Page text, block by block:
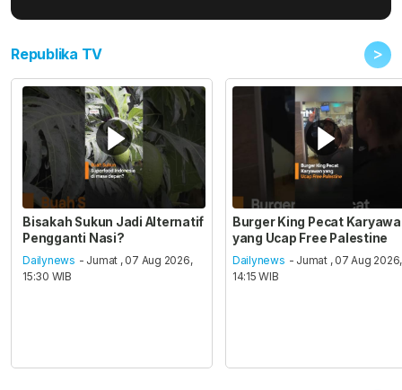
Republika TV >
Bisakah Sukun Jadi Alternatif
Pengganti Nasi?
Dailynews - Jumat , 07 Aug 2026,
15:30 WIB
Burger King Pecat
yang Ucap Free Palestine
Dailynews - Jumat , 07 Aug 2026,
14:15 WIB